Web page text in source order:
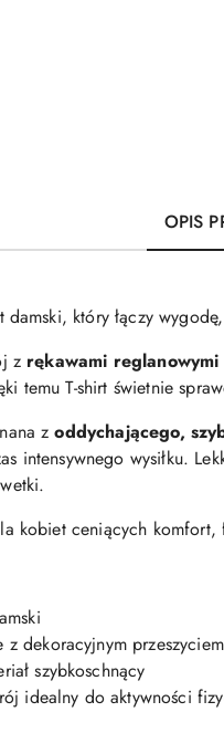
OPIS
damski, który łączy
z rękawami
temu T-shirt świetnie
zoddychającego,
intensywnego wysiłku.
kobiet ceniących
z dekoracyjnym przeszyciem
szybkoschnący
idealny do aktywności